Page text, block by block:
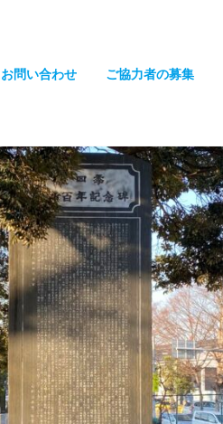
お問い合わせ ご協力者の募集